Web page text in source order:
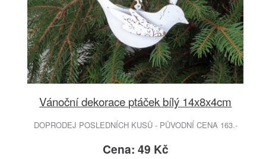
Vánoční dekorace ptáček bílý 14x8x4cm
DOPRODEJ POSLEDNÍCH KUSŮ - PŮVODNÍ CENA 163.-
Cena: 49 Kč